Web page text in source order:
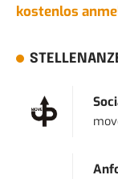
kostenlos